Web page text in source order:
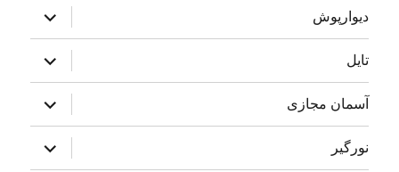
دیوارپوش
بازکردن
زیرفهرست
تایل
بازکردن
زیرفهرست
آسمان مجازی
بازکردن
زیرفهرست
نورگیر
بازکردن
زیرفهرست